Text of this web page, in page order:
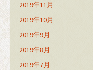
2019年11月
2019年10月
2019年9月
2019年8月
2019年7月